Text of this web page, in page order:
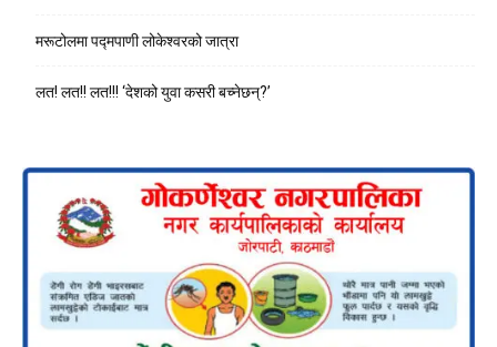
मरूटोलमा पद्मपाणी लोकेश्वरको जात्रा
लत! लत!! लत!!! ‘देशको युवा कसरी बच्नेछन्?’